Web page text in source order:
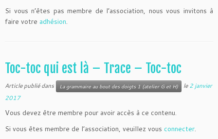
Si vous n’êtes pas membre de l’association, nous vous invitons à
faire votre adhésion.
Toc-toc qui est là – Trace – Toc-toc
Article publié dans La grammaire au bout des doigts 1 (atelier G et H) le2 janvier
2017
Vous devez être membre pour avoir accès à ce contenu.
Si vous êtes membre de l’association, veuillez vous connecter.